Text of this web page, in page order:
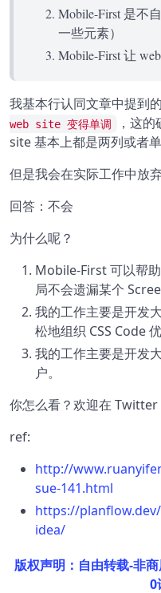
Mobile-First 是不
一些元素）
Mobile-First 让
我基本行认同文章中提到
web site 变得单调
，这
site 基本上都是两列或者
但是我会在实际工作中放
回答：不会
为什么呢？
Mobile-First 可以帮
局不会遗漏某个
我的工作主要是开发
松地组织 CSS Code
我的工作主要是开发
户。
你怎么看？欢迎在 Twitter
ref:
http://
sue-141.html
https://
idea/
版权声明：自由转载-非
0